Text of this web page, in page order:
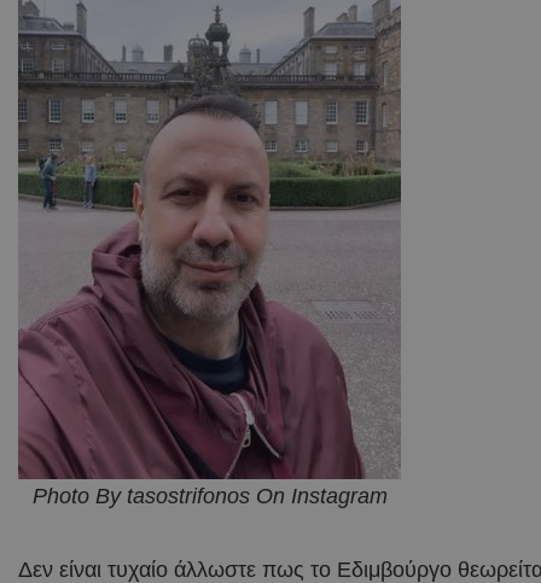
Photo By tasostrifonos On Instagram
Δεν είναι τυχαίο άλλωστε πως το Εδιμβούργο